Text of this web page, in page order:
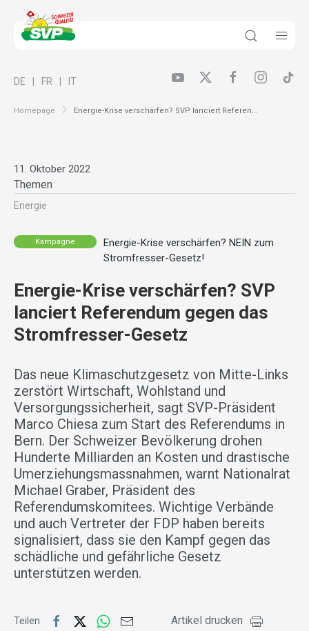
Homepage Energie-Krise verschärfen? SVP lanciert Referen...
DE FR IT
11. Oktober 2022
Themen
Energie
Kampagne
Energie-Krise verschärfen? NEIN zum
Stromfresser-Gesetz!
Energie-Krise verschärfen? SVP
lanciert Referendum gegen das
Stromfresser-Gesetz
Das neue Klimaschutzgesetz von Mitte-Links
zerstört Wirtschaft, Wohlstand und
Versorgungssicherheit, sagt SVP-Präsident
Marco Chiesa zum Start des Referendums in
Bern. Der Schweizer Bevölkerung drohen
Hunderte Milliarden an Kosten und drastische
Umerziehungsmassnahmen, warnt Nationalrat
Michael Graber, Präsident des
Referendumskomitees. Wichtige Verbände
und auch Vertreter der FDP haben bereits
signalisiert, dass sie den Kampf gegen das
schädliche und gefährliche Gesetz
unterstützen werden.
Teilen Artikel drucken